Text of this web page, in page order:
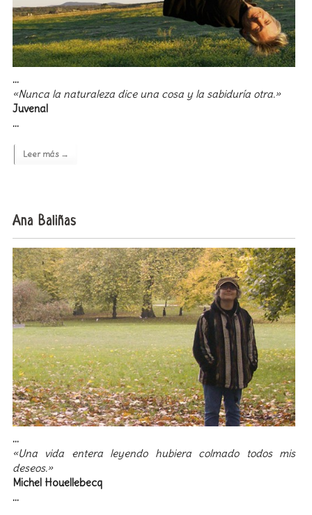
…
«Nunca la naturaleza dice una cosa y la sabiduría otra.»
Juvenal
…
Leer más →
Ana Baliñas
…
«Una vida entera leyendo hubiera colmado todos mis
deseos.»
Michel Houellebecq
…